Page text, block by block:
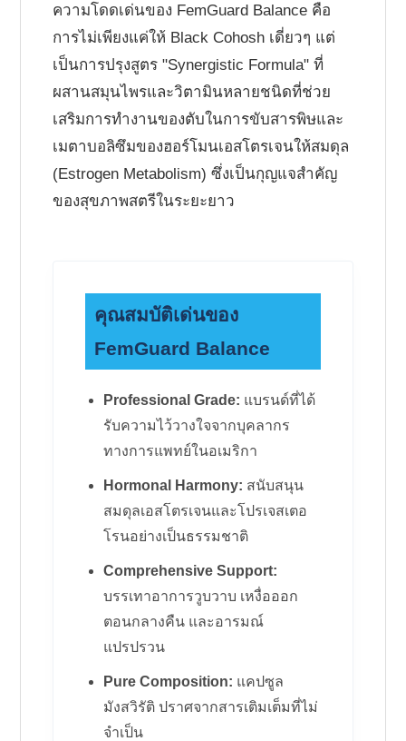
ความโดดเด่นของ FemGuard Balance คือ
การไม่เพียงแค่ให้ Black Cohosh เดี่ยวๆ แต่
เป็นการปรุงสูตร "Synergistic Formula" ที่
ผสานสมุนไพรและวิตามินหลายชนิดที่ช่วย
เสริมการทำงานของตับในการขับสารพิษและ
เมตาบอลิซึมของฮอร์โมนเอสโตรเจนให้สมดุล
(Estrogen Metabolism) ซึ่งเป็นกุญแจสำคัญ
ของสุขภาพสตรีในระยะยาว
คุณสมบัติเด่นของ
FemGuard Balance
Professional Grade: แบรนด์ที่ได้
รับความไว้วางใจจากบุคลากร
ทางการแพทย์ในอเมริกา
Hormonal Harmony: สนับสนุน
สมดุลเอสโตรเจนและโปรเจสเตอ
โรนอย่างเป็นธรรมชาติ
Comprehensive Support:
บรรเทาอาการวูบวาบ เหงื่อออก
ตอนกลางคืน และอารมณ์
แปรปรวน
Pure Composition: แคปซูล
มังสวิรัติ ปราศจากสารเติมเต็มที่ไม่
จำเป็น